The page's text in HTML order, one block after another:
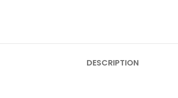
DESCRIPTION